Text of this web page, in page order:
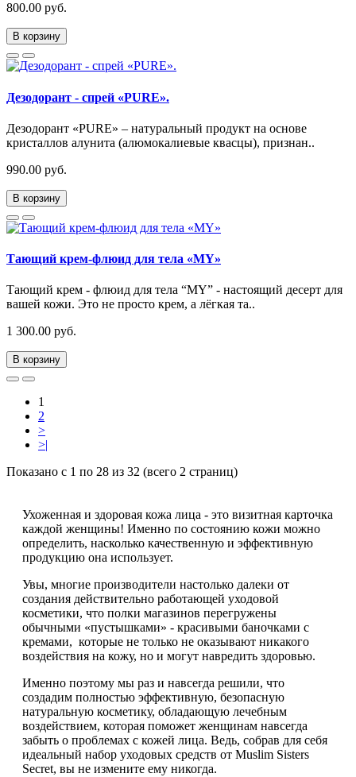
800.00 руб.
В корзину
Дезодорант - спрей «PURE».
Дезодорант «PURE» – натуральный продукт на основе
кристаллов алунита (алюмокалиевые квасцы), признан..
990.00 руб.
В корзину
Тающий крем-флюид для тела «MY»
Тающий крем - флюид для тела “MY” - настоящий десерт для
вашей кожи. Это не просто крем, а лёгкая та..
1 300.00 руб.
В корзину
1
2
>
>|
Показано с 1 по 28 из 32 (всего 2 страниц)
Ухоженная и здоровая кожа лица - это визитная карточка
каждой женщины! Именно по состоянию кожи можно
определить, насколько качественную и эффективную
продукцию она использует.
Увы, многие производители настолько далеки от
создания действительно работающей уходовой
косметики, что полки магазинов перегружены
обычными «пустышками» - красивыми баночками с
кремами, которые не только не оказывают никакого
воздействия на кожу, но и могут навредить здоровью.
Именно поэтому мы раз и навсегда решили, что
создадим полностью эффективную, безопасную
натуральную косметику, обладающую лечебным
воздействием, которая поможет женщинам навсегда
забыть о проблемах с кожей лица. Ведь, собрав для себя
идеальный набор уходовых средств от Muslim Sisters
Secret, вы не измените ему никогда.